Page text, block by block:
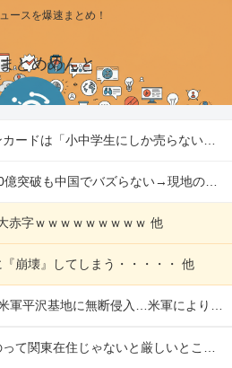
ースを爆速まとめ！
とめめんと
【神対応】イオン、ポケモンカードは「小中学生にしか売らない」 転売対策の決断 他
キングダム、最新作が興収40億突破も中国でバズらない→現地のリアルな評価を検証 他
赤字ｗｗｗｗｗｗｗｗｗ 他
『崩壊』してしまう・・・・・ 他
大進連所属の学生8人、在韓米軍平沢基地に無断侵入…米軍により身柄拘束！ 他
正直ホロライブオタクするのって関東在住じゃないと厳しいところあるよな